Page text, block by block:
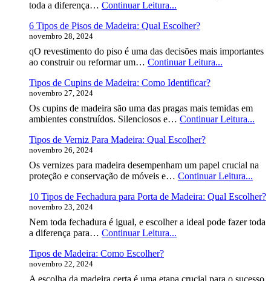
toda a diferença… Continuar Leitura...
Brocas
Madeira:
Qual
Escolher?
6 Tipos de Pisos de Madeira: Qual Escolher?
novembro 28, 2024
qO revestimento do piso é uma das decisões mais importantes
ao construir ou reformar um… Continuar Leitura...
de
Madeira:
Qual
Tipos de Cupins de Madeira: Como Identificar?
novembro 27, 2024
Os cupins de madeira são uma das pragas mais temidas em
ambientes construídos. Silenciosos e… Continuar Leitura...
Tipos de Verniz Para Madeira: Qual Escolher?
novembro 26, 2024
Os vernizes para madeira desempenham um papel crucial na
proteção e conservação de móveis e… Continuar Leitura...
10 Tipos de Fechadura para Porta de Madeira: Qual Escolher?
novembro 23, 2024
Nem toda fechadura é igual, e escolher a ideal pode fazer toda
a diferença para… Continuar Leitura...
para
Tipos de Madeira: Como Escolher?
novembro 22, 2024
A escolha da madeira certa é uma etapa crucial para o sucesso